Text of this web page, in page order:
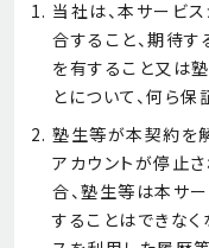
当社は、本サービ
合すること、期待す
を有すること又は
とについて、何ら保
塾生等が本契約を
アカウントが停止
合、塾生等は本サ
することはできな